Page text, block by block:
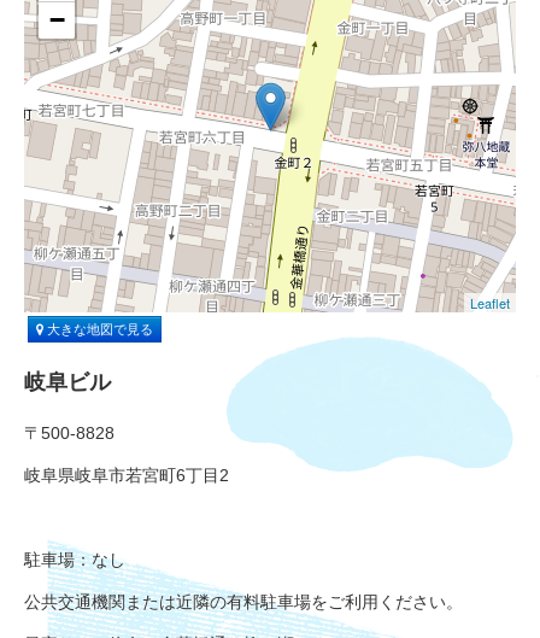
−
Leaflet
大きな地図で見る
岐阜ビル
〒500-8828
岐阜県岐阜市若宮町6丁目2
駐車場：なし
公共交通機関または近隣の有料駐車場をご利用ください。